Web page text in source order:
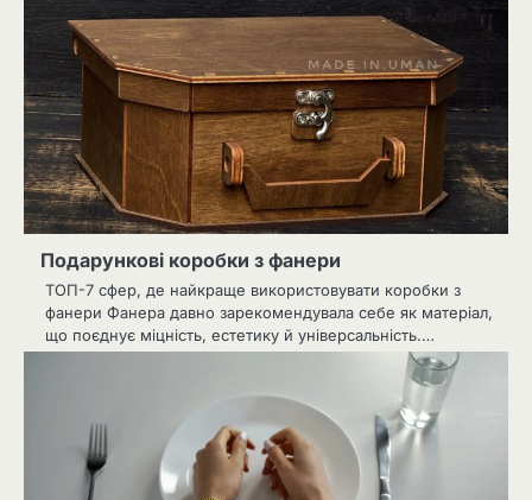
Подарункові коробки з фанери
ТОП-7 сфер, де найкраще використовувати коробки з
фанери Фанера давно зарекомендувала себе як матеріал,
що поєднує міцність, естетику й універсальність.…